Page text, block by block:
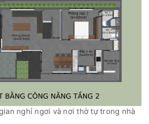
nghỉ ngơi và nơi thờ tự trong nhà